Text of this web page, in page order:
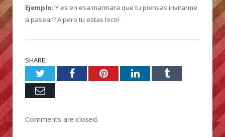
Ejemplo: Y es en esa marmara que tu piensas invitarme
a pasear? A pero tu estas loco!
SHARE.
TwitterFacebookPinterestLinkedInTumblr
Email
Comments are closed.